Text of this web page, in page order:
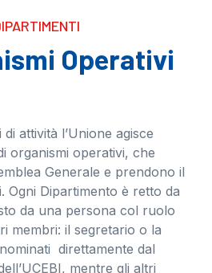
Operativi
attività l’Unione agisce
organismi operativi, che
Generale e prendono il
Ogni Dipartimento è retto da
da una persona col ruolo
membri: il segretario o la
direttamente dal
mentre gli altri